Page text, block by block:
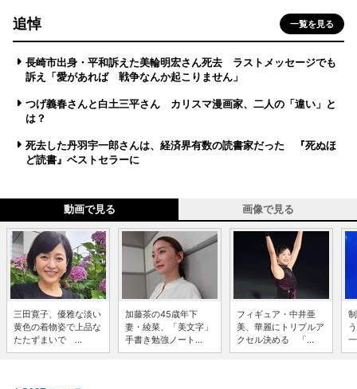
追悼 一覧を見る
長崎市出身・平和訴えた美輪明宏さん死去 ラストメッセージでも
訴え「愛があれば 戦争なんか起こりません」
つげ義春さんと白土三平さん カリスマ漫画家、二人の「違い」と
は？
死去した丹羽宇一郎さんは、経済界有数の読書家だった 『死ぬほ
ど読書』ベストセラーに
動画で見る 画像で見る
三田寛子、優雅な淡い
黄色の着物姿で上品な
たたずまいで ...
加藤茶の45歳年下
妻・綾菜、「美文字」
手書き勉強ノート...
フィギュア・中井亜
美、華麗にトリプルア
クセル決める 「...